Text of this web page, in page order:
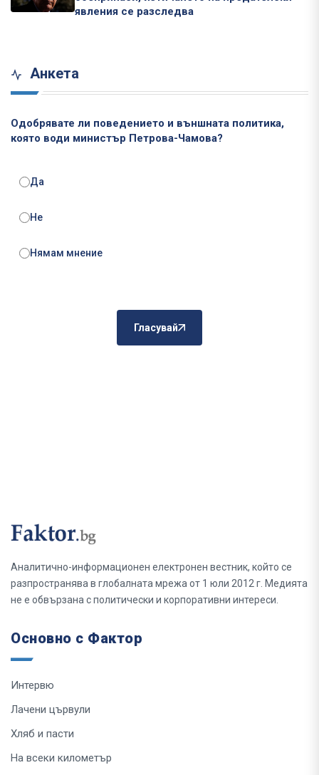
явления се разследва
Анкета
Одобрявате ли поведението и външната политика,
която води министър Петрова-Чамова?
Да
Не
Нямам мнение
Гласувай
Аналитично-информационен електронен вестник, който се
разпространява в глобалната мрежа от 1 юли 2012 г. Медията
не е обвързана с политически и корпоративни интереси.
Основно с Фактор
Интервю
Лачени цървули
Хляб и пасти
На всеки километър